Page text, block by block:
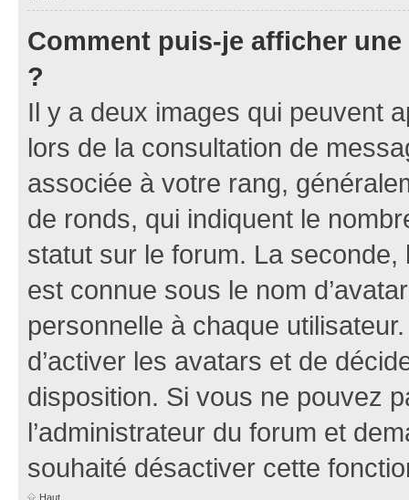
Comment puis-je afficher
?
Il y a deux images qui peuvent
lors de la consultation de
associée à votre rang,
de ronds, qui indiquent le
statut sur le forum. La
est connue sous le nom
personnelle à chaque
d’activer les avatars et de
disposition. Si vous ne pouvez
l’administrateur du forum et
souhaité désactiver cette
Haut